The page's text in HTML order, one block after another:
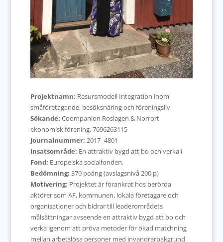
Projektnamn: Resursmodell Integration inom
småföretagande, besöksnäring och föreningsliv
Sökande: Coompanion Roslagen & Norrort
ekonomisk förening, 7696263115
Journalnummer: 2017–4801
Insatsområde: En attraktiv bygd att bo och verka i
Fond: Europeiska socialfonden.
Bedömning: 370 poäng (avslagsnivå 200 p)
Motivering: Projektet är förankrat hos berörda
aktörer som AF, kommunen, lokala företagare och
organisationer och bidrar till leaderområdets
målsättningar avseende en attraktiv bygd att bo och
verka igenom att pröva metoder för ökad matchning
mellan arbetslösa personer med invandrarbakgrund